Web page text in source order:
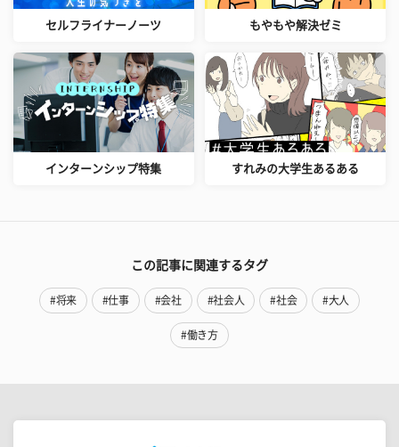
セルフライナーノーツ もやもや解決ゼミ
インターンシップ特集 すれみの大学生あるある
この記事に関連するタグ
#将来 #仕事 #会社 #社会人 #社会 #大人
#働き方